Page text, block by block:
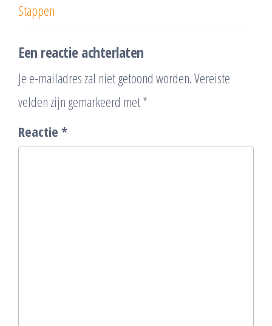
Stappen
Een reactie achterlaten
Je e-mailadres zal niet getoond worden.Vereiste
velden zijn gemarkeerd met*
Reactie *